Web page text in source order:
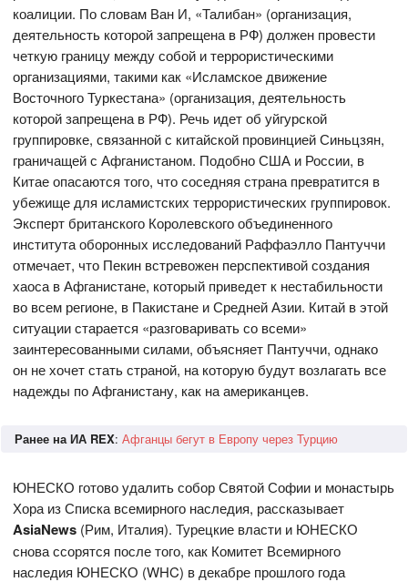
коалиции. По словам Ван И, «Талибан» (организация,
деятельность которой запрещена в РФ) должен провести
четкую границу между собой и террористическими
организациями, такими как «Исламское движение
Восточного Туркестана» (организация, деятельность
которой запрещена в РФ). Речь идет об уйгурской
группировке, связанной с китайской провинцией Синьцзян,
граничащей с Афганистаном. Подобно США и России, в
Китае опасаются того, что соседняя страна превратится в
убежище для исламистских террористических группировок.
Эксперт британского Королевского объединенного
института оборонных исследований Раффаэлло Пантуччи
отмечает, что Пекин встревожен перспективой создания
хаоса в Афганистане, который приведет к нестабильности
во всем регионе, в Пакистане и Средней Азии. Китай в этой
ситуации старается «разговаривать со всеми»
заинтересованными силами, объясняет Пантуччи, однако
он не хочет стать страной, на которую будут возлагать все
надежды по Афганистану, как на американцев.
Ранее на ИА REX: Афганцы бегут в Европу через Турцию
ЮНЕСКО готово удалить собор Святой Софии и монастырь
Хора из Списка всемирного наследия, рассказывает
AsiaNews (Рим, Италия). Турецкие власти и ЮНЕСКО
снова ссорятся после того, как Комитет Всемирного
наследия ЮНЕСКО (WHC) в декабре прошлого года